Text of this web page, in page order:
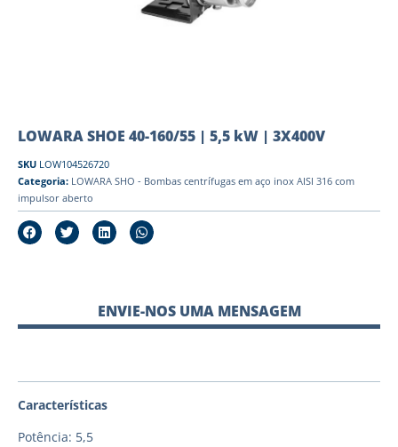
LOWARA SHOE 40-160/55 | 5,5 kW | 3X400V
SKU LOW104526720
Categoria: LOWARA SHO - Bombas centrífugas em aço inox AISI 316 com
impulsor aberto
ENVIE-NOS UMA MENSAGEM
Características
Potência: 5,5